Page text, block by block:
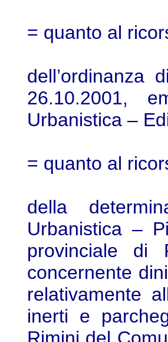
= quanto al
26.10.2001,
Urbanistica –
= quanto al
della
Urbanistica –
provinciale di
concernente
relativamente
inerti e